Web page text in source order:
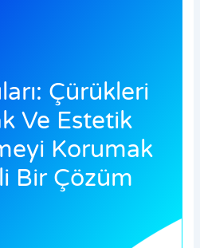
Çürükleri
Ve Estetik
Korumak
Bir Çözüm